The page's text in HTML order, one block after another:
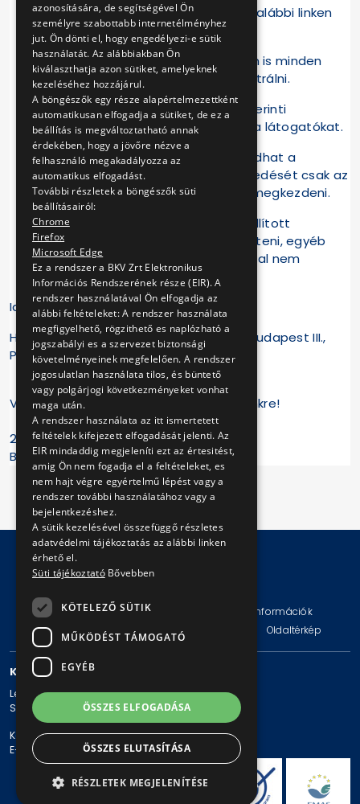
Helyszíni regisztráció nincs, csak az alábbi linken
fogadunk előzetes jelentkezést!
Családok, baráti társaságok esetén is minden
látogatónak külön szükséges regisztrálni.
A telephelyre csak a regisztráció szerinti
idősávban van módunk beengedni a látogatókat.
Egyszerre 50 regisztrált fő tartózkodhat a
telephelyen, így az új turnus beengedését csak az
előző turnus távozása után tudjuk megkezdeni.
Az eseményen csak a fotózásra kiállított
járművekről lehet felvételeket készíteni, egyéb
programot, telephelybejárást ezúttal nem
tartunk.
Időpont: 2022.06.18., szombat 9-11 óráig
Helyszín: Óbuda Autóbuszgarázs, 1037 Budapest III.,
Pomázi út 15.
Várjuk Óbudán, regisztráljon eseményünkre!
2022.06.16.
BKV Zrt.
Impresszum Jogi nyilatkozat
Technikai információk
Adatvédelmi politika és tájékoztatások
Oldaltérkép
KAPCSOLAT
Levelezési cím: 1980 Budapest, Pf. 11.
Székhely: 1980 Budapest, Akácfa u. 15.
Központi telefonszám: + 36 1 461-65-00
E-mail cím: bkv@bkv.hu
azonosítására, de segítségével Ön
személyre szabottabb internetélményhez
jut. Ön dönti el, hogy engedélyezi-e sütik
használatát. Az alábbiakban Ön
kiválaszthatja azon sütiket, amelyeknek
kezeléséhez hozzájárul.
A böngészők egy része alapértelmezettként
automatikusan elfogadja a sütiket, de ez a
beállítás is megváltoztatható annak
érdekében, hogy a jövőre nézve a
felhasználó megakadályozza az
automatikus elfogadást.
További részletek a böngészők süti
beállításairól:
Chrome
Firefox
Microsoft Edge
Ez a rendszer a BKV Zrt Elektronikus
Információs Rendszerének része (EIR). A
rendszer használatával Ön elfogadja az
alábbi feltételeket: A rendszer használata
megfigyelhető, rögzithető es naplózható a
jogszabályi es a szervezet biztonsági
követelményeinek megfelelően. A rendszer
jogosulatlan használata tilos, és büntető
vagy polgárjogi következményeket vonhat
maga után.
A rendszer használata az itt ismertetett
feltételek kifejezett elfogadását jelenti. Az
EIR mindaddig megjeleníti ezt az értesitést,
amig Ön nem fogadja el a feltételeket, es
nem hajt végre egyértelmű lépést vagy a
rendszer további használatához vagy a
bejelentkezéshez.
A sütik kezelésével összefüggő részletes
adatvédelmi tájékoztatás az alábbi linken
érhető el.
Süti tájékoztató Bővebben
KÖTELEZŐ SÜTIK
MŰKÖDÉST TÁMOGATÓ
EGYÉB
ÖSSZES ELFOGADÁSA
ÖSSZES ELUTASÍTÁSA
RÉSZLETEK MEGJELENÍTÉSE